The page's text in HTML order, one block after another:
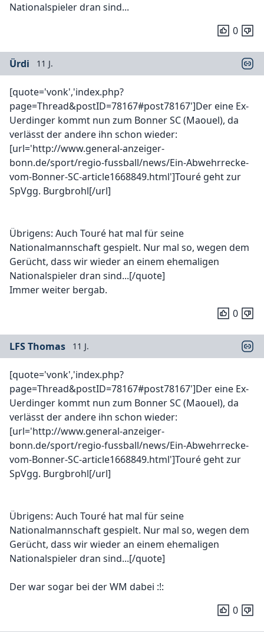
Nationalspieler dran sind...
0
Ürdi 11 J.
[quote='vonk','index.php?
page=Thread&postID=78167#post78167']Der eine Ex-
Uerdinger kommt nun zum Bonner SC (Maouel), da
verlässt der andere ihn schon wieder:
[url='http://www.general-anzeiger-
bonn.de/sport/regio-fussball/news/Ein-Abwehrrecke-
vom-Bonner-SC-article1668849.html']Touré geht zur
SpVgg. Burgbrohl[/url]
Übrigens: Auch Touré hat mal für seine
Nationalmannschaft gespielt. Nur mal so, wegen dem
Gerücht, dass wir wieder an einem ehemaligen
Nationalspieler dran sind...[/quote]
Immer weiter bergab.
0
LFS Thomas 11 J.
[quote='vonk','index.php?
page=Thread&postID=78167#post78167']Der eine Ex-
Uerdinger kommt nun zum Bonner SC (Maouel), da
verlässt der andere ihn schon wieder:
[url='http://www.general-anzeiger-
bonn.de/sport/regio-fussball/news/Ein-Abwehrrecke-
vom-Bonner-SC-article1668849.html']Touré geht zur
SpVgg. Burgbrohl[/url]
Übrigens: Auch Touré hat mal für seine
Nationalmannschaft gespielt. Nur mal so, wegen dem
Gerücht, dass wir wieder an einem ehemaligen
Nationalspieler dran sind...[/quote]
Der war sogar bei der WM dabei :!:
0